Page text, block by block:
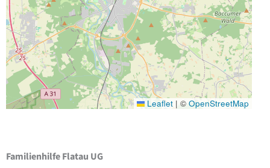
Leaflet | © OpenStreetMap
Familienhilfe Flatau UG